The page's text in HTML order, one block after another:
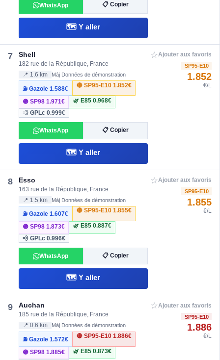
WhatsApp 📋 Copier
🗺️ Y aller
7 Shell
182 rue de la République, France
📍 1.6 km Màj Données de démonstration
⛽ Gazole1.588€
🔴 SP95-E10 1.852€
🟣 SP981.971€ 🌿 E85 0.968€
💨 GPLc0.999€
WhatsApp 📋 Copier
🗺️ Y aller
☆Ajouter aux favoris
SP95-E10
1.852
€/L
8 Esso
163 rue de la République, France
📍 1.5 km Màj Données de démonstration
⛽ Gazole1.607€
🔴 SP95-E10 1.855€
🟣 SP981.873€ 🌿 E85 0.887€
💨 GPLc0.996€
WhatsApp 📋 Copier
🗺️ Y aller
☆Ajouter aux favoris
SP95-E10
1.855
€/L
9 Auchan
185 rue de la République, France
📍 0.6 km Màj Données de démonstration
⛽ Gazole1.572€
🔴 SP95-E10 1.886€
🟣 SP981.885€ 🌿 E85 0.873€
☆Ajouter aux favoris
SP95-E10
1.886
€/L